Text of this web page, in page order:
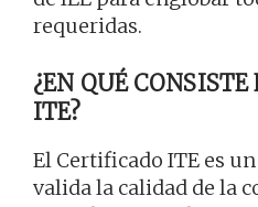
requeridas.
¿EN QUÉ
ITE?
El Certificado ITE es
valida la calidad de la